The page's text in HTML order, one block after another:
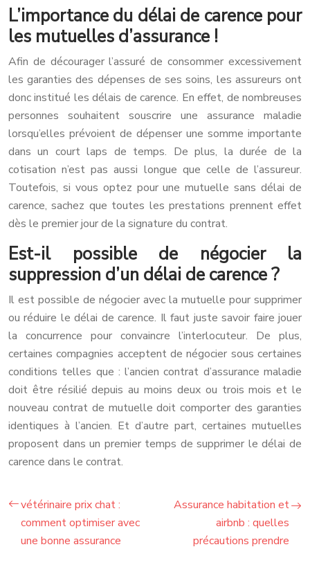
L’importance du délai de carence pour
les mutuelles d’assurance !
Afin de décourager l’assuré de consommer excessivement
les garanties des dépenses de ses soins, les assureurs ont
donc institué les délais de carence. En effet, de nombreuses
personnes souhaitent souscrire une assurance maladie
lorsqu’elles prévoient de dépenser une somme importante
dans un court laps de temps. De plus, la durée de la
cotisation n’est pas aussi longue que celle de l’assureur.
Toutefois, si vous optez pour une mutuelle sans délai de
carence, sachez que toutes les prestations prennent effet
dès le premier jour de la signature du contrat.
Est-il possible de négocier la
suppression d’un délai de carence ?
Il est possible de négocier avec la mutuelle pour supprimer
ou réduire le délai de carence. Il faut juste savoir faire jouer
la concurrence pour convaincre l’interlocuteur. De plus,
certaines compagnies acceptent de négocier sous certaines
conditions telles que : l’ancien contrat d’assurance maladie
doit être résilié depuis au moins deux ou trois mois et le
nouveau contrat de mutuelle doit comporter des garanties
identiques à l’ancien. Et d’autre part, certaines mutuelles
proposent dans un premier temps de supprimer le délai de
carence dans le contrat.
vétérinaire prix chat :
comment optimiser avec
une bonne assurance
Assurance habitation et
airbnb : quelles
précautions prendre